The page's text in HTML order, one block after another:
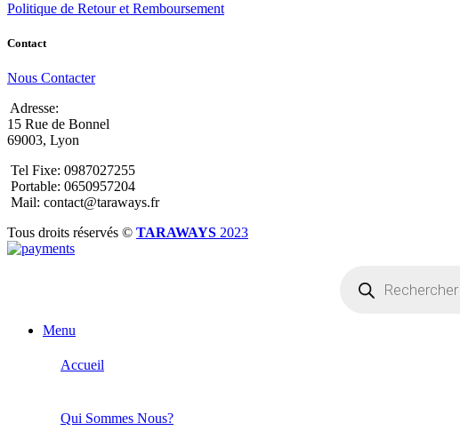
Politique de Retour et Remboursement
Contact
Nous Contacter
Adresse:
15 Rue de Bonnel
69003, Lyon
Tel Fixe: 0987027255
Portable: 0650957204
Mail: contact@taraways.fr
Tous droits réservés © TARAWAYS 2023
produits
Menu
Accueil
Qui Sommes Nous?